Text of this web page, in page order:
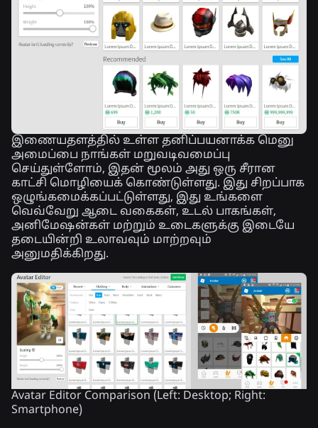
இணையதளத்தில் உள்ள தனிப்பயனாக்க மெனு
அமைப்பை நாங்கள் மறுவடிவமைப்பு
செய்துள்ளோம், இதன் மூலம் அது ஒரு சீரான
காட்சி மொழியைக் கொண்டுள்ளது. இது சிறப்பாக
ஒழுங்கமைக்கப்பட்டுள்ளது, இது உங்களை
வெவ்வேறு ஆடை வகைகள், உடல் பாகங்கள்,
அனிமேஷன்கள் மற்றும் உடைகளுக்கு இடையே
தடையின்றி உலாவவும் மாற்றவும்
அனுமதிக்கிறது.
Avatar Editor Comparison (Left: Desktop; Right:
Smartphone)